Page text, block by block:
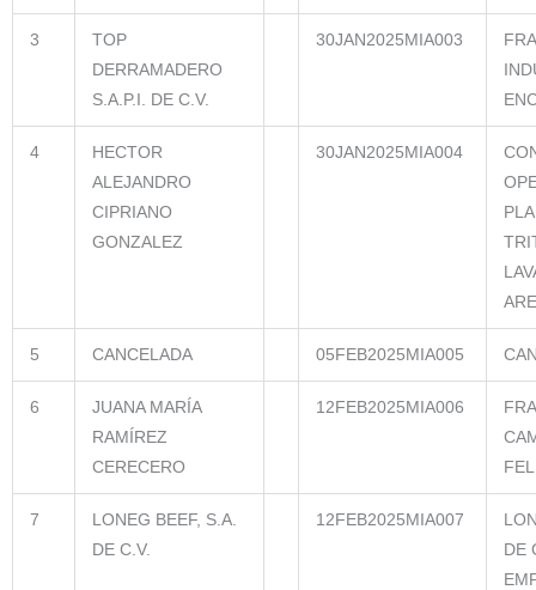
3
TOP
DERRAMADERO
S.A.P.I. DE C.V.
30JAN2025MIA003
4
HECTOR
ALEJANDRO
CIPRIANO
GONZALEZ
30JAN2025MIA004
5 CANCELADA 05FEB2025MIA005
6
JUANA MARÍA
RAMÍREZ
CERECERO
12FEB2025MIA006
7
LONEG BEEF, S.A.
DE C.V.
12FEB2025MIA007
DE